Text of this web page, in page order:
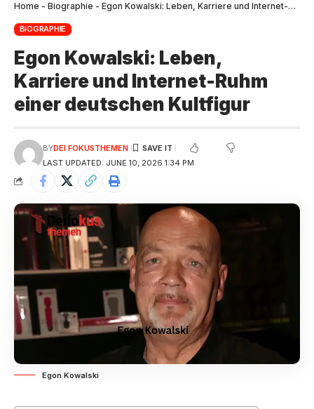
Home - Biographie - Egon Kowalski: Leben, Karriere und Internet-Ruhm einer deutschen Kultfigur
BIOGRAPHIE
Egon Kowalski: Leben,
Karriere und Internet-Ruhm
einer deutschen Kultfigur
LAST UPDATED: JUNE 10, 2026 1:34 PM
BYDEI FOKUSTHEMEN
Egon Kowalski